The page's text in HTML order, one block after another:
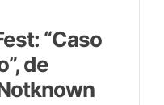
“Caso
de